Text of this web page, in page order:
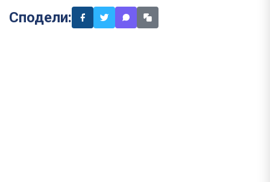
Сподели: